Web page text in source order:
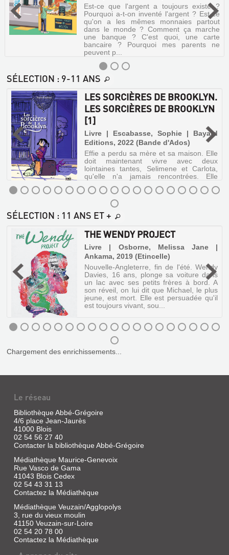
Est-ce que l'argent a toujours existé ?
Pourquoi a-t-on inventé l'argent ? Est-ce
qu'on a les mêmes monnaies partout
dans le monde ? Comment ça marche
une banque ? C'est quoi, une carte
bancaire ? Pourquoi mes parents ne
peuvent p...
L'ARGENT
Livre
|
La
Héronnière,
Lucie
de
|
Milan
(Mes
p'tites
Est-
que
l'argent
toujours
existé
?
Pourquoi
a-
inventé
l'argent
?
Est-
qu'on
a
dans
le
monde
?
Comment
ça
marche
une
?
C'est
quoi,
une
carte
?
Pourquoi
mes
parents
ne
SÉLECTION : 9-11 ANS
LES SORCIÈRES DE BROOKLYN.
LES SORCIÈRES DE BROOKLYN
[1]
Livre | Escabasse, Sophie | Bayard
Editions, 2022 (Bande d'Ados)
Effie a perdu sa mère et sa maison. Elle
doit maintenant vivre avec deux
lointaines tantes, Selimene et Carlota,
qu'elle n'a jamais rencontrées. Elle
intègre aussi une nouvelle école et se
fait rapidement des amis. Elle découvre
LES
SORCIÈRES
DE
BROOKLYN.
SORCIÈRES
DE
BROOKLYN
[1]
|
|
d'Ados)
Effie
a
perdu
sa
mère
et
sa
maison.
Elle
doit
maintenant
vivre
avec
deux
lointaines
tantes,
Selimene
et
SÉLECTION : 11 ANS ET +
THE WENDY PROJECT
Livre | Osborne, Melissa Jane |
Ankama, 2019 (Etincelle)
Nouvelle-Angleterre, fin de l'été. Wendy
Davies, 16 ans, plonge sa voiture dans
un lac avec ses petits frères à bord. A
son réveil, on lui dit que Michael, le plus
jeune, est mort. Elle est persuadée qu'il
est toujours vivant, sou...
WENDY
Osborne,
Melissa
Jane
|
Ankama,
2019
(Etincelle)
Nouvelle-
Angleterre,
fin
de
Wendy
Davies,
16
ans,
plonge
sa
voiture
Chargement des enrichissements...
Le réseau
Bibliothèque Abbé-Grégoire
4/6 place Jean-Jaurès
41000 Blois
02 54 56 27 40
Contacter la bibliothèque Abbé-Grégoire
Médiathèque Maurice-Genevoix
Rue Vasco de Gama
41043 Blois Cedex
02 54 43 31 13
Contactez la Médiathèque
Médiathèque Veuzain/Agglopolys
3, rue du vieux moulin
41150 Veuzain-sur-Loire
02 54 20 78 00
Contactez la Médiathèque